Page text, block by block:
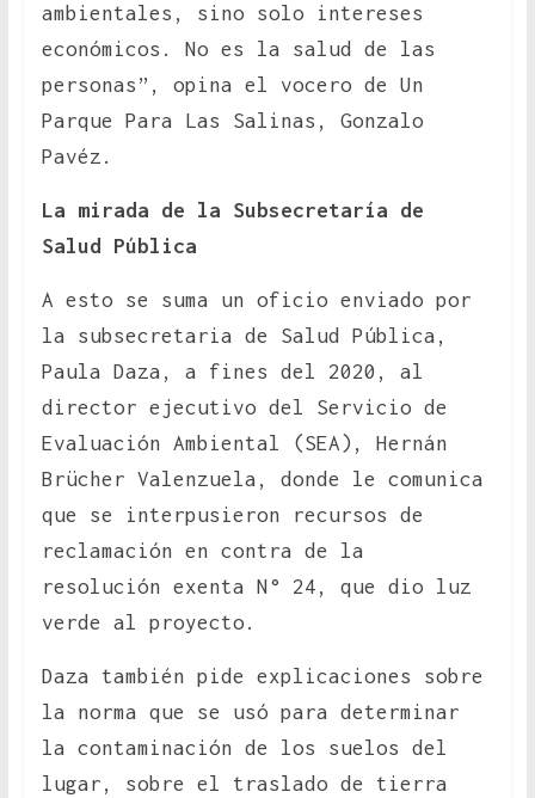
ambientales, sino solo intereses
económicos. No es la salud de las
personas”, opina el vocero de Un
Parque Para Las Salinas, Gonzalo
Pavéz.
La mirada de la Subsecretaría de
Salud Pública
A esto se suma un oficio enviado por
la subsecretaria de Salud Pública,
Paula Daza, a fines del 2020, al
director ejecutivo del Servicio de
Evaluación Ambiental (SEA), Hernán
Brücher Valenzuela, donde le comunica
que se interpusieron recursos de
reclamación en contra de la
resolución exenta N° 24, que dio luz
verde al proyecto.
Daza también pide explicaciones sobre
la norma que se usó para determinar
la contaminación de los suelos del
lugar, sobre el traslado de tierra